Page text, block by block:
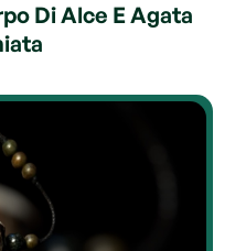
Di Alce E Agata